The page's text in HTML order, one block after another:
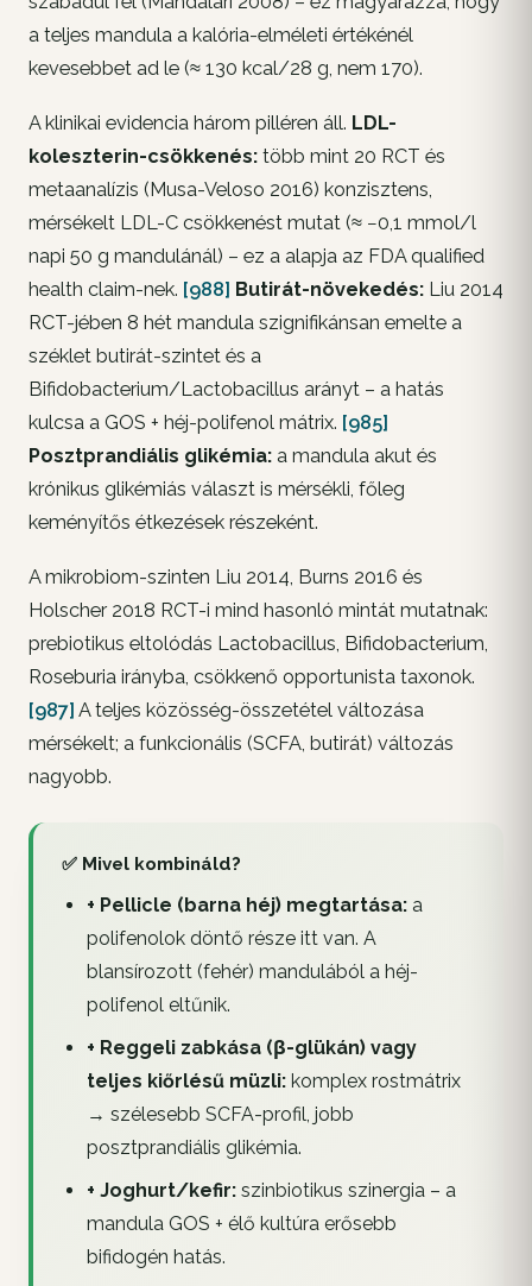
a teljes mandula a kalória-elméleti értékénél
kevesebbet ad le (≈ 130 kcal/28 g, nem 170).
A klinikai evidencia három pilléren áll. LDL-
koleszterin-csökkenés: több mint 20 RCT és
metaanalízis (Musa-Veloso 2016) konzisztens,
mérsékelt LDL-C csökkenést mutat (≈ −0,1 mmol/l
napi 50 g mandulánál) – ez a alapja az FDA qualified
health claim-nek. [988] Butirát-növekedés: Liu 2014
RCT-jében 8 hét mandula szignifikánsan emelte a
széklet butirát-szintet és a
Bifidobacterium/Lactobacillus arányt – a hatás
kulcsa a GOS + héj-polifenol mátrix. [985]
Posztprandiális glikémia: a mandula akut és
krónikus glikémiás választ is mérsékli, főleg
keményítős étkezések részeként.
A mikrobiom-szinten Liu 2014, Burns 2016 és
Holscher 2018 RCT-i mind hasonló mintát mutatnak:
prebiotikus eltolódás Lactobacillus, Bifidobacterium,
Roseburia irányba, csökkenő opportunista taxonok.
[987] A teljes közösség-összetétel változása
mérsékelt; a funkcionális (SCFA, butirát) változás
nagyobb.
✅ Mivel kombináld?
+ Pellicle (barna héj) megtartása:a
polifenolok döntő része itt van. A
blansírozott (fehér) mandulából a héj-
polifenol eltűnik.
+ Reggeli zabkása (β-glükán) vagy
teljes kiőrlésű müzli:komplex rostmátrix
→ szélesebb SCFA-profil, jobb
posztprandiális glikémia.
+ Joghurt/kefir:szinbiotikus szinergia – a
mandula GOS + élő kultúra erősebb
bifidogén hatás.